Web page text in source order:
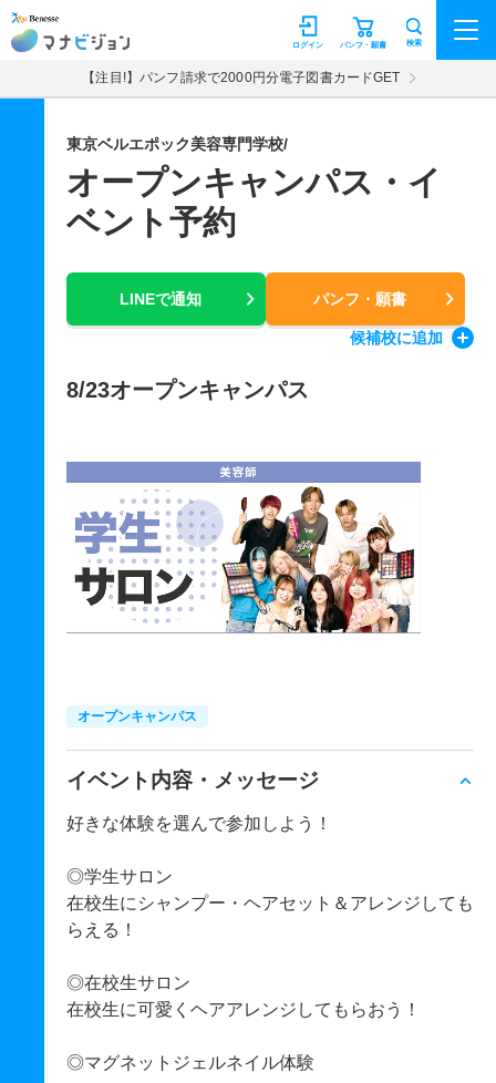
マナビジョン パンフ・願書
ログイン 検索
【注目!】パンフ請求で2000円分電子図書カードGET
東京ベルエポック美容専門学校/
オープンキャンパス・イ
ベント予約
LINEで通知 パンフ・願書
候補校に追加
8/23オープンキャンパス
オープンキャンパス
イベント内容・メッセージ
好きな体験を選んで参加しよう！
◎学生サロン
在校生にシャンプー・ヘアセット＆アレンジしても
らえる！
◎在校生サロン
在校生に可愛くヘアアレンジしてもらおう！
◎マグネットジェルネイル体験